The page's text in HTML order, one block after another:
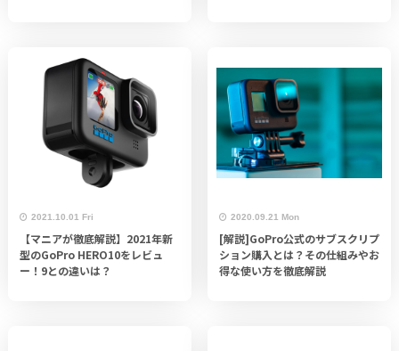
2021.10.01 Fri
【マニアが徹底解説】2021年新
型のGoPro HERO10をレビュ
ー！9との違いは？
2020.09.21 Mon
[解説]GoPro公式のサブスクリプ
ション購入とは？その仕組みやお
得な使い方を徹底解説